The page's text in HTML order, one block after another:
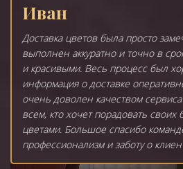
Иван
Доставка цветов была просто
выполнен аккуратно и точно в
и красивыми. Весь процесс был
информация о доставке
очень доволен качеством
всем, кто хочет порадовать своих
цветами. Большое спасибо
профессионализм и заботу о